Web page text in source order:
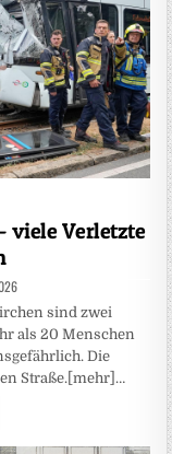
viele Verletzte
sind zwei
als 20 Menschen
Die
Straße.[mehr]…